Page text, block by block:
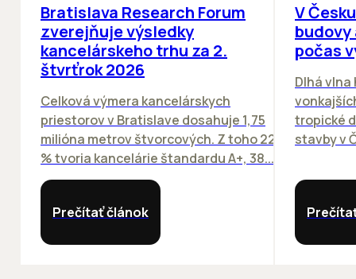
Bratislava Research Forum
zverejňuje výsledky
kancelárskeho trhu za 2.
štvrťrok 2026
Celková výmera kancelárskych
priestorov v Bratislave dosahuje 1,75
milióna metrov štvorcových. Z toho 22
% tvoria kancelárie štandardu A+, 38...
Prečítať článok
V
počas
Dlhá
tropické
stavby v